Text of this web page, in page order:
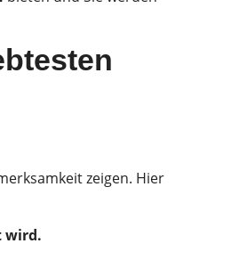
zeigen. Hier
wird.